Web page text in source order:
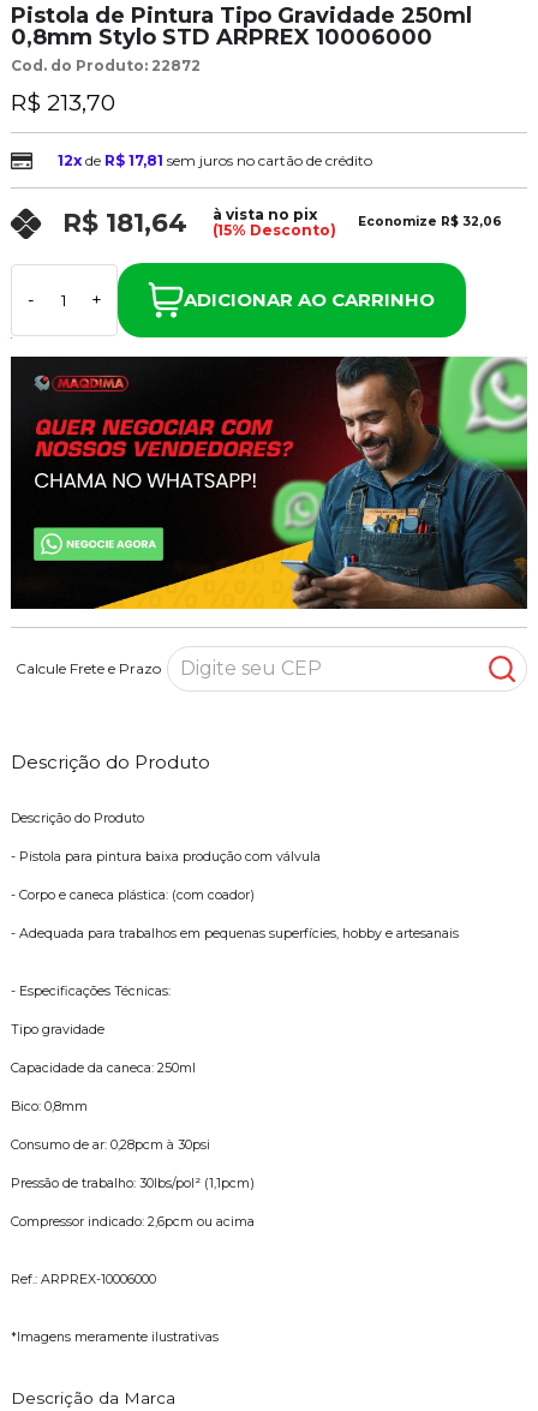
Pistola de Pintura Tipo Gravidade 250ml
0,8mm Stylo STD ARPREX 10006000
Cod. do Produto: 22872
R$ 213,70
12xde R$ 17,81 sem juros no cartão de crédito
R$ 181,64
à vista no pix
(15% Desconto)
Economize R$ 32,06
- + ADICIONAR AO CARRINHO
Calcule Frete e Prazo
Descrição do Produto
Descrição do Produto
- Pistola para pintura baixa produção com válvula
- Corpo e caneca plástica: (com coador)
- Adequada para trabalhos em pequenas superfícies, hobby e artesanais
- Especificações Técnicas:
Tipo gravidade
Capacidade da caneca: 250ml
Bico: 0,8mm
Consumo de ar: 0,28pcm à 30psi
Pressão de trabalho: 30lbs/pol² (1,1pcm)
Compressor indicado: 2,6pcm ou acima
Ref.: ARPREX-10006000
*Imagens meramente ilustrativas
Descrição da Marca